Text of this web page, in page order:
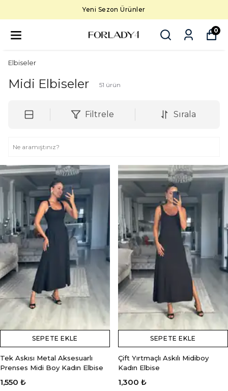
5000 TL üzeri ücretsiz kargo
0
Elbiseler
Midi Elbiseler 51 ürün
Filtrele Sırala
SEPETE EKLE
Tek Askısı Metal Aksesuarlı
Prenses Midi Boy Kadın Elbise
1,550 ₺
SEPETE EKLE
Çift Yırtmaçlı Askılı Midiboy
Kadın Elbise
1,300 ₺